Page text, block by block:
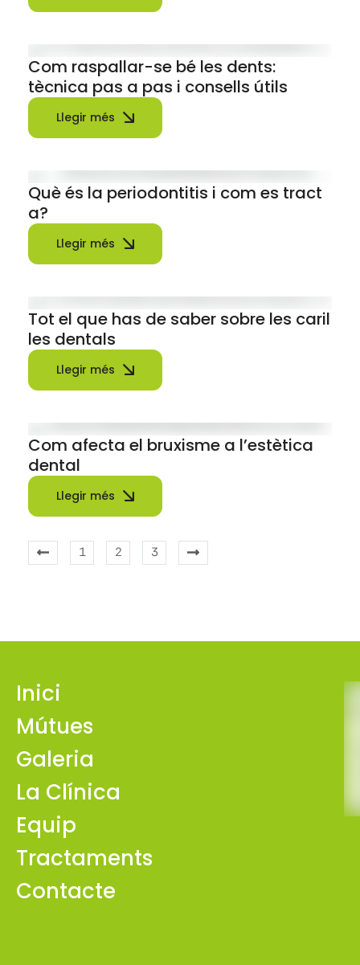
Com raspallar-se bé les dents:
tècnica pas a pas i consells útils
Llegir més
Què és la periodontitis i com es tract
a?
Llegir més
Tot el que has de saber sobre les caril
les dentals
Llegir més
Com afecta el bruxisme a l’estètica
dental
Llegir més
1 2 3
Inici
Mútues
Galeria
La Clínica
Equip
Tractaments
Contacte